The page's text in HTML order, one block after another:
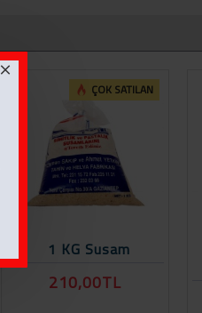
ÇOK SATILAN
1 KG Susam
210,00TL